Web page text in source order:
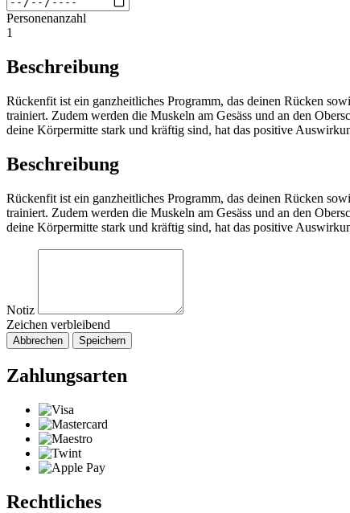
Personenanzahl
1
Beschreibung
Rückenfit ist ein ganzheitliches Programm, das deinen Rücken
trainiert. Zudem werden die Muskeln am Gesäss und an den
deine Körpermitte stark und kräftig sind, hat das positive
Beschreibung
Rückenfit ist ein ganzheitliches Programm, das deinen Rücken
trainiert. Zudem werden die Muskeln am Gesäss und an den
deine Körpermitte stark und kräftig sind, hat das positive
Notiz
Zeichen verbleibend
Abbrechen Speichern
Zahlungsarten
Rechtliches